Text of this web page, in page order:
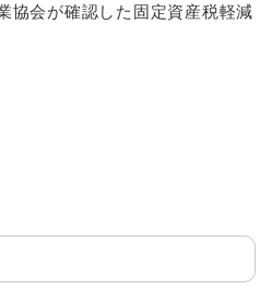
協会が確認した固定資産税軽減